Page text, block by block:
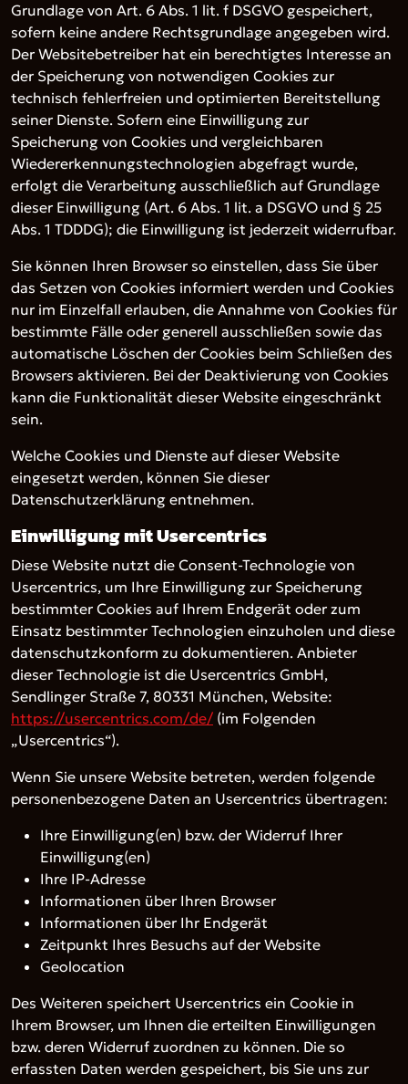
Grundlage von Art. 6 Abs. 1 lit. f DSGVO gespeichert,
sofern keine andere Rechtsgrundlage angegeben wird.
Der Websitebetreiber hat ein berechtigtes Interesse an
der Speicherung von notwendigen Cookies zur
technisch fehlerfreien und optimierten Bereitstellung
seiner Dienste. Sofern eine Einwilligung zur
Speicherung von Cookies und vergleichbaren
Wiedererkennungstechnologien abgefragt wurde,
erfolgt die Verarbeitung ausschließlich auf Grundlage
dieser Einwilligung (Art. 6 Abs. 1 lit. a DSGVO und § 25
Abs. 1 TDDDG); die Einwilligung ist jederzeit widerrufbar.
Sie können Ihren Browser so einstellen, dass Sie über
das Setzen von Cookies informiert werden und Cookies
nur im Einzelfall erlauben, die Annahme von Cookies für
bestimmte Fälle oder generell ausschließen sowie das
automatische Löschen der Cookies beim Schließen des
Browsers aktivieren. Bei der Deaktivierung von Cookies
kann die Funktionalität dieser Website eingeschränkt
sein.
Welche Cookies und Dienste auf dieser Website
eingesetzt werden, können Sie dieser
Datenschutzerklärung entnehmen.
Einwilligung mit Usercentrics
Diese Website nutzt die Consent-Technologie von
Usercentrics, um Ihre Einwilligung zur Speicherung
bestimmter Cookies auf Ihrem Endgerät oder zum
Einsatz bestimmter Technologien einzuholen und diese
datenschutzkonform zu dokumentieren. Anbieter
dieser Technologie ist die Usercentrics GmbH,
Sendlinger Straße 7, 80331 München, Website:
https://usercentrics.com/de/ (im Folgenden
„Usercentrics“).
Wenn Sie unsere Website betreten, werden folgende
personenbezogene Daten an Usercentrics übertragen:
Ihre Einwilligung(en) bzw. der Widerruf Ihrer
Einwilligung(en)
Ihre IP-Adresse
Informationen über Ihren Browser
Informationen über Ihr Endgerät
Zeitpunkt Ihres Besuchs auf der Website
Geolocation
Des Weiteren speichert Usercentrics ein Cookie in
Ihrem Browser, um Ihnen die erteilten Einwilligungen
bzw. deren Widerruf zuordnen zu können. Die so
erfassten Daten werden gespeichert, bis Sie uns zur